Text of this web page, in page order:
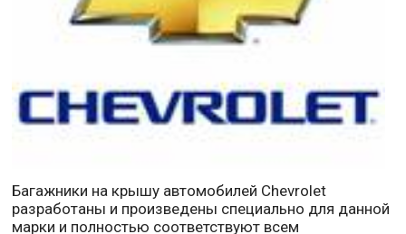
Багажники на крышу автомобилей Chevrolet
разработаны и произведены специально для данной
марки и полностью соответствуют всем